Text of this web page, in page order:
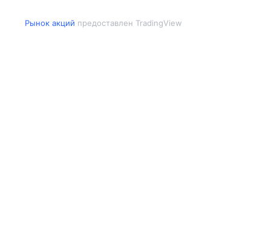
Рынок акций предоставлен TradingView